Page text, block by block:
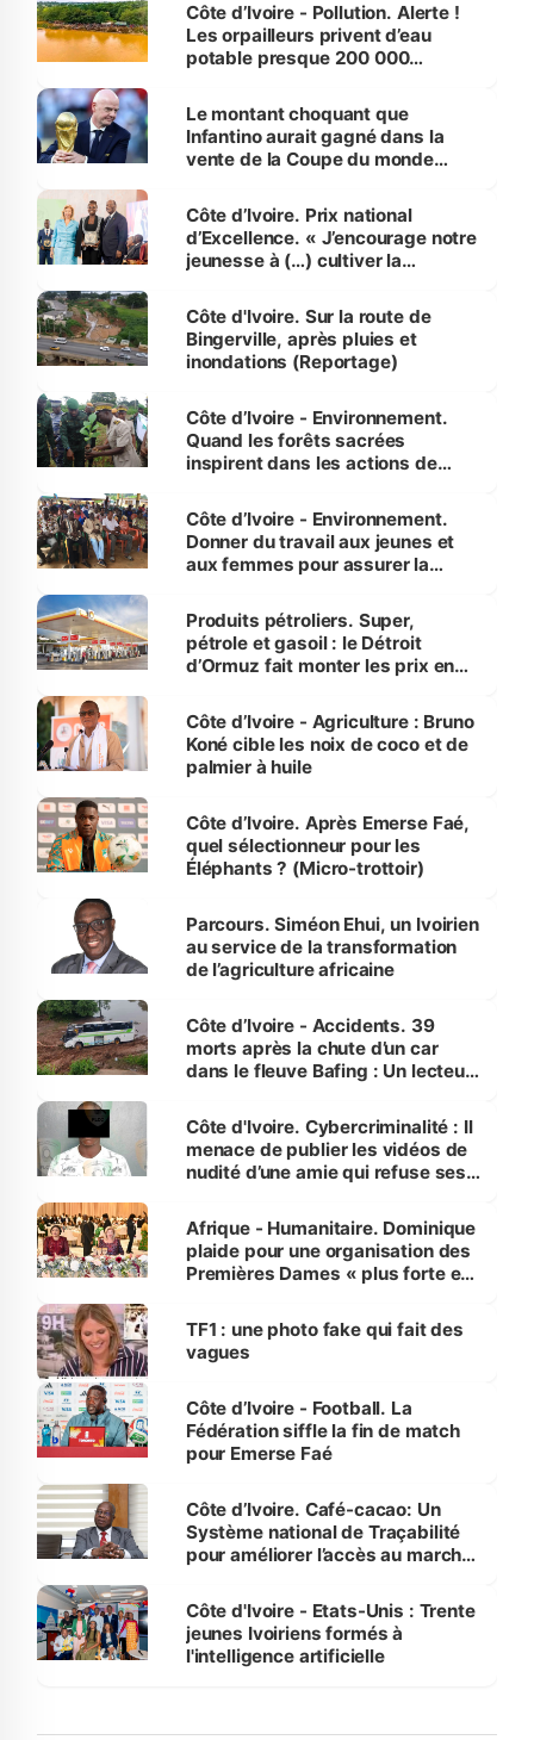
Côte d’Ivoire - Pollution. Alerte !
Les orpailleurs privent d’eau
potable presque 200 000
Le montant choquant que
Infantino aurait gagné dans la
vente de la Coupe du monde
Côte d’Ivoire. Prix national
d’Excellence. « J’encourage notre
jeunesse à (…) cultiver la
(Alassane Ouattara
Côte d'Ivoire. Sur la route de
Bingerville, après pluies et
inondations (Reportage)
Côte d’Ivoire - Environnement.
Quand les forêts sacrées
inspirent dans les actions de
Côte d’Ivoire - Environnement.
Donner du travail aux jeunes et
aux femmes pour assurer la
menacées
Produits pétroliers. Super,
pétrole et gasoil : le Détroit
d’Ormuz fait monter les prix en
Côte d’Ivoire - Agriculture : Bruno
Koné cible les noix de coco et de
palmier à huile
Côte d’Ivoire. Après Emerse Faé,
quel sélectionneur pour les
Éléphants ? (Micro-trottoir)
Parcours. Siméon Ehui, un Ivoirien
au service de la transformation
de l’agriculture africaine
Côte d’Ivoire - Accidents. 39
morts après la chute d’un car
dans le fleuve Bafing : Un lecteur
des Transports
Côte d'Ivoire. Cybercriminalité : Il
menace de publier les vidéos de
nudité d’une amie qui refuse ses
Afrique - Humanitaire. Dominique
plaide pour une organisation des
Premières Dames « plus forte et
sur la scène internationale »
TF1 : une photo fake qui fait des
vagues
Côte d’Ivoire - Football. La
Fédération siffle la fin de match
pour Emerse Faé
Côte d’Ivoire. Café-cacao: Un
Système national de Traçabilité
pour améliorer l’accès au marché
Côte d'Ivoire - Etats-Unis : Trente
jeunes Ivoiriens formés à
l'intelligence artificielle